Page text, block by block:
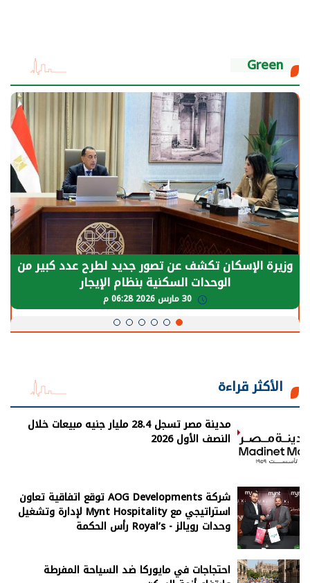
Green
الرئيس السيسي: توقف الأنشطة في قطاع الطاقة
يحتاج إلى سنوات لعودة معدلات الإنتاج الطبيعية
الأكثر قراءة
مدينة مصر تسجل 28.4 مليار جنيه مبيعات خلال
النصف الأول 2026
شركة AOG Developments توقع اتفاقية تعاون
استراتيجي مع Mynt Hospitality لإدارة وتشغيل
وحدات رويالز - Royal’s رأس الحكمة
احتجاجات في مايوركا ضد السياحة المفرطة